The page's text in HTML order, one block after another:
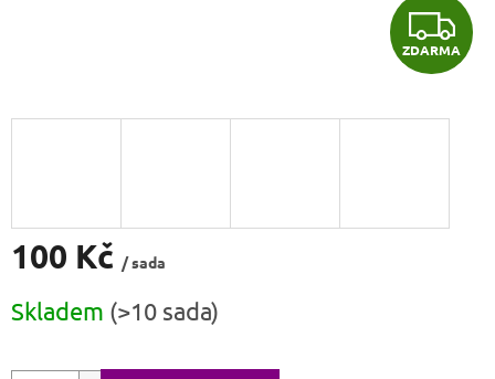
Z
D
ZDARMA
100 Kč / sada
cena:
Skladem (>10 sada)